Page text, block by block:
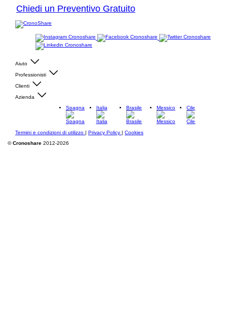
Chiedi un Preventivo Gratuito
Aiuto
Professionisti
Clienti
Azienda
Spagna
Italia Brasile Messico Cile
Termini e condizioni di utilizzo | Privacy Policy | Cookies
©Cronoshare 2012-2026